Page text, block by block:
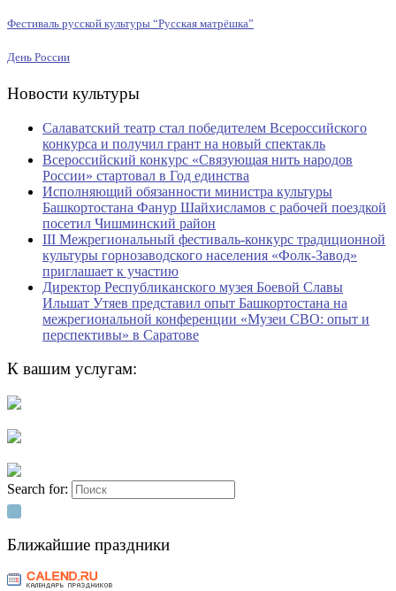
Фестиваль русской культуры “Русская матрёшка”
День России
Новости культуры
Салаватский театр стал победителем Всероссийского
конкурса и получил грант на новый спектакль
Всероссийский конкурс «Связующая нить народов
России» стартовал в Год единства
Исполняющий обязанности министра культуры
Башкортостана Фанур Шайхисламов с рабочей поездкой
посетил Чишминский район
III Межрегиональный фестиваль-конкурс традиционной
культуры горнозаводского населения «Фолк-Завод»
приглашает к участию
Директор Республиканского музея Боевой Славы
Ильшат Утяев представил опыт Башкортостана на
межрегиональной конференции «Музеи СВО: опыт и
перспективы» в Саратове
К вашим услугам:
Search for:
Ближайшие праздники